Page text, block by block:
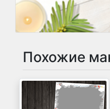
Похожие